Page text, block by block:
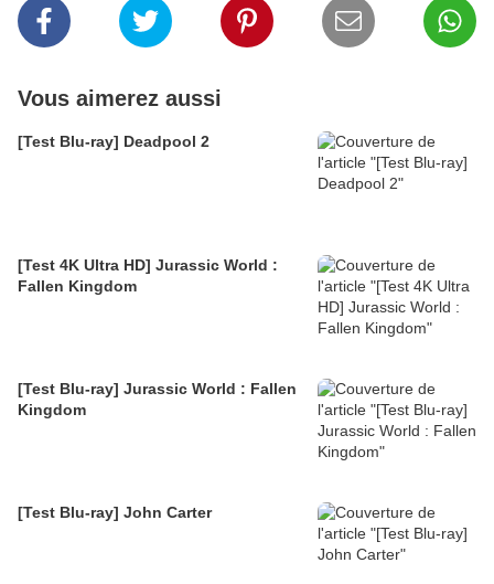
Vous aimerez aussi
[Test Blu-ray] Deadpool 2
[Test 4K Ultra HD] Jurassic World :
Fallen Kingdom
[Test Blu-ray] Jurassic World : Fallen
Kingdom
[Test Blu-ray] John Carter